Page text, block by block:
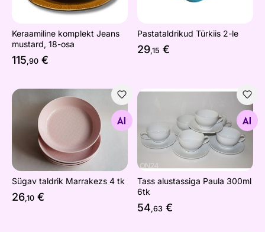
Keraamiline komplekt Jeans
mustard, 18-osa
115,90 €
Pastataldrikud Türkiis 2-le
29,15 €
Sügav taldrik Marrakezs 4 tk
Otsi sarnaseid
Sügav taldrik Marrakezs 4 tk
26,10 €
Tass alustassiga Paula
Otsi sarnaseid
Tass alustassiga Paula 300ml
6tk
54,63 €